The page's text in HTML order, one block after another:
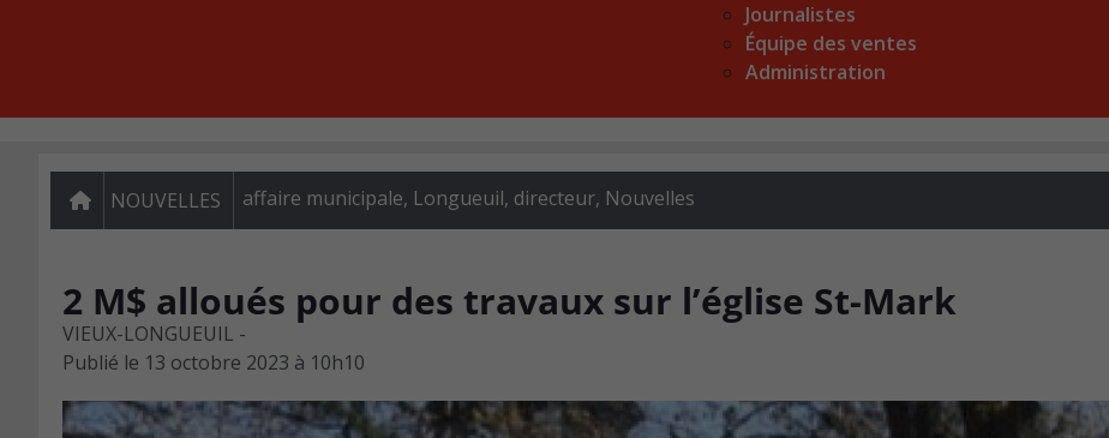
Journalistes
Équipe des ventes
Administration
NOUVELLES affaire municipale, Longueuil, directeur, Nouvelles
2 M$ alloués pour des travaux sur l’église St-Mark
VIEUX-LONGUEUIL -
Publié le 13 octobre 2023 à 10h10